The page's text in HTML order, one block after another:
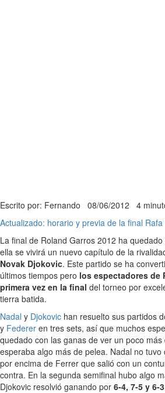
Escrito por: Fernando 08/06/2012 4
Actualizado: horario y previa de la final
La final de Roland Garros 2012 ha
ella se vivirá un nuevo capítulo de la
Novak Djokovic. Este partido se ha
últimos tiempos pero los espectadores de
primera vez en la final del torneo por
tierra batida.
Nadal y Djokovic han resuelto sus partidos
y Federer en tres sets, así que muchos
quedado con las ganas de ver un poco
esperaba algo más de pelea. Nadal no tuvo
por encima de Ferrer que salió con un
contra. En la segunda semifinal hubo algo
Djokovic resolvió ganando por 6-4, 7-5 y 6-3